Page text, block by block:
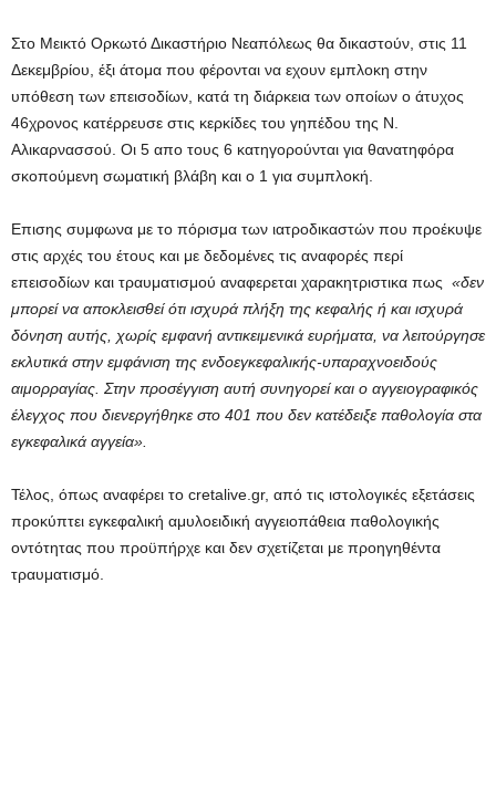
Στο Μεικτό Ορκωτό Δικαστήριο Νεαπόλεως θα δικαστούν, στις 11
Δεκεμβρίου, έξι άτομα που φέρονται να εχουν εμπλοκη στην
υπόθεση των επεισοδίων, κατά τη διάρκεια των οποίων ο άτυχος
46χρονος κατέρρευσε στις κερκίδες του γηπέδου της Ν.
Αλικαρνασσού. Οι 5 απο τους 6 κατηγορούνται για θανατηφόρα
σκοπούμενη σωματική βλάβη και ο 1 για συμπλοκή.
Επισης συμφωνα με το πόρισμα των ιατροδικαστών που προέκυψε
στις αρχές του έτους και με δεδομένες τις αναφορές περί
επεισοδίων και τραυματισμού αναφερεται χαρακητριστικα πως «δεν
μπορεί να αποκλεισθεί ότι ισχυρά πλήξη της κεφαλής ή και ισχυρά
δόνηση αυτής, χωρίς εμφανή αντικειμενικά ευρήματα, να λειτούργησε
εκλυτικά στην εμφάνιση της ενδοεγκεφαλικής-υπαραχνοειδούς
αιμορραγίας. Στην προσέγγιση αυτή συνηγορεί και ο αγγειογραφικός
έλεγχος που διενεργήθηκε στο 401 που δεν κατέδειξε παθολογία στα
εγκεφαλικά αγγεία».
Τέλος, όπως αναφέρει το cretalive.gr, από τις ιστολογικές εξετάσεις
προκύπτει εγκεφαλική αμυλοειδική αγγειοπάθεια παθολογικής
οντότητας που προϋπήρχε και δεν σχετίζεται με προηγηθέντα
τραυματισμό.